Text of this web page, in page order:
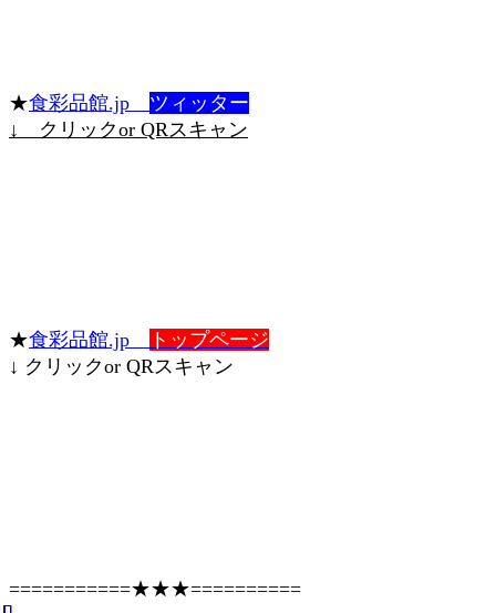
★食彩品館.jp ツィッター
↓ クリックor QRスキャン
★食彩品館.jp
トップページ
↓ クリックor QRスキャン
===========★★★==========